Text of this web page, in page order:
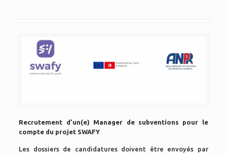
Recrutement d’un(e) Manager de subventions pour le
compte du projet SWAFY
Les dossiers de candidatures doivent être envoyés par